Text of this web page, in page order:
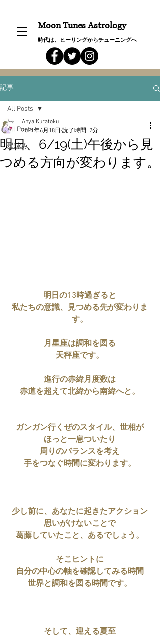
Moon Tunes Astrology
時代は、ヒーリングからチューニングへ
記事
All Posts
星詠み
All Posts
明日、6/19(土)午後から見
つめる方向が変わります。
Anya Kuratoku
2021年6月18日 読了時間: 2分
明日の13時過ぎると
私たちの意識、見つめる先が変わりま
す。
月星座は調和を図る
天秤座です。
進行の赤緯月度数は
赤道を超えて北緯から南緯へと。
ガンガン行くぜのスタイル、世相が
ほっと一息ついたり
周りのバランスを考え
手をつなぐ時間に変わります。
少し前に、あなたに起きたアクション
思いがけないことで
葛藤していたこと、あるでしょう。
そこヒントに
自分の中心の軸を確認してみる時間
世界と調和を図る時間です。
そして、迎える夏至